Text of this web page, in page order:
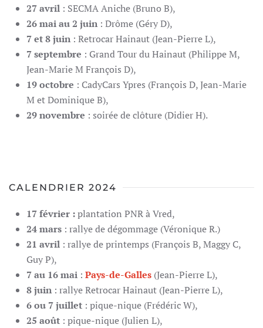
27 avril : SECMA Aniche (Bruno B),
26 mai au 2 juin : Drôme (Géry D),
7 et 8 juin : Retrocar Hainaut (Jean-Pierre L),
7 septembre : Grand Tour du Hainaut (Philippe M,
Jean-Marie M François D),
19 octobre : CadyCars Ypres (François D, Jean-Marie
M et Dominique B),
29 novembre : soirée de clôture (Didier H).
CALENDRIER 2024
17 février :plantation PNR à Vred,
24 mars : rallye de dégommage (Véronique R.)
21 avril : rallye de printemps (François B, Maggy C,
Guy P),
7 au 16 mai : Pays-de-Galles (Jean-Pierre L),
8 juin : rallye Retrocar Hainaut (Jean-Pierre L),
6 ou 7 juillet : pique-nique (Frédéric W),
25 août : pique-nique (Julien L),